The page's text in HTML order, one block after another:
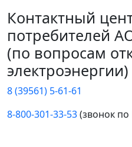
Контактный
потребителей
(по вопросам
электроэнергии)
8 (39561) 5-61-61
8-800-301-33-53(звонок